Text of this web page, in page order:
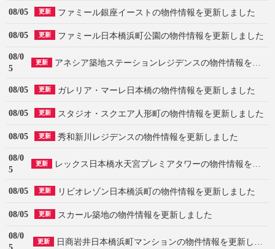
08/05 更新 ファミール銀座イーストの物件情報を更新しました
08/05 更新 ファミール日本橋浜町公園の物件情報を更新しました
08/0
5
更新 アネシア築地ステーションレジデンスの物件情報を更新しました
08/05 更新 ガレリア・マーレ日本橋の物件情報を更新しました
08/05 更新 スタジオ・スクエア人形町の物件情報を更新しました
08/05 更新 秀和新川レジデンスの物件情報を更新しました
08/0
5
更新 レックス日本橋水天宮プレミアタワーの物件情報を更新しました
08/05 更新 リビオレゾン日本橋浜町の物件情報を更新しました
08/05 更新 スカール築地の物件情報を更新しました
08/0
更新 日商岩井日本橋浜町マンションの物件情報を更新しました